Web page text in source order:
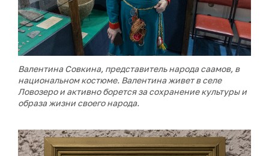
Валентина Совкина, представитель народа саамов, в
национальном костюме. Валентина живет в селе
Ловозеро и активно борется за сохранение культуры и
образа жизни своего народа.